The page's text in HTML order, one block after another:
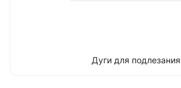
Дуги для подлезания